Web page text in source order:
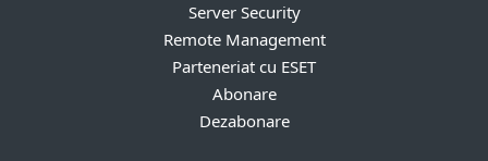
Server Security
Remote Management
Parteneriat cu ESET
Abonare
Dezabonare